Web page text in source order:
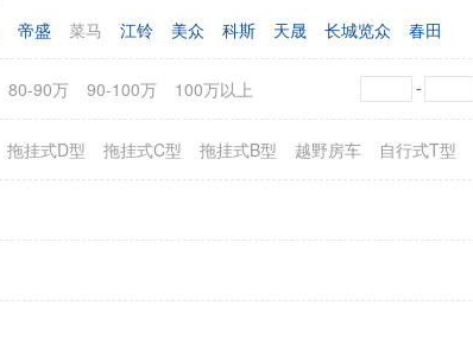
帝盛 菜马 江铃 美众 科斯 天晟 长城览众 春田
新飞 侣友 福客特 弗瑞德姆 途酷 鲁道尔
80-90万 90-100万 100万以上 -
拖挂式D型 拖挂式C型 拖挂式B型 越野房车 自行式T型